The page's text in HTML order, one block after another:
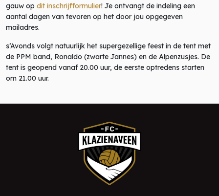
gauw op dit inschrijfformulier! Je ontvangt de indeling een
aantal dagen van tevoren op het door jou opgegeven
mailadres.
s’Avonds volgt natuurlijk het supergezellige feest in de tent met
de PPM band, Ronaldo (zwarte Jannes) en de Alpenzusjes. De
tent is geopend vanaf 20.00 uur, de eerste optredens starten
om 21.00 uur.